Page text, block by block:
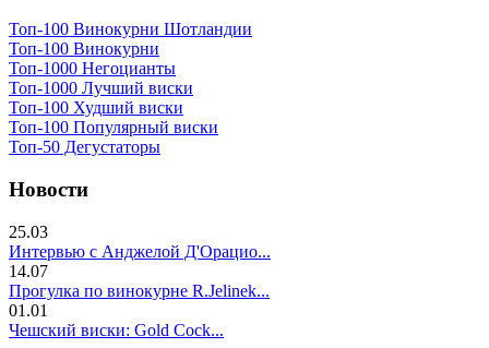
Топ-100 Винокурни Шотландии
Топ-100 Винокурни
Топ-1000 Негоцианты
Топ-1000 Лучший виски
Топ-100 Худший виски
Топ-100 Популярный виски
Топ-50 Дегустаторы
Новости
25.03
Интервью с Анджелой Д'Орацио...
14.07
Прогулка по винокурне R.Jelinek...
01.01
Чешский виски: Gold Cock...